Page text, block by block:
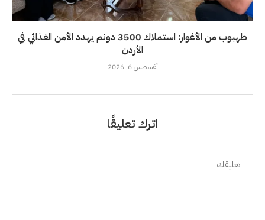
طهبوب من الأغوار: استملاك 3500 دونم يهدد الأمن الغذائي في
الأردن
أغسطس 6, 2026
اترك تعليقًا